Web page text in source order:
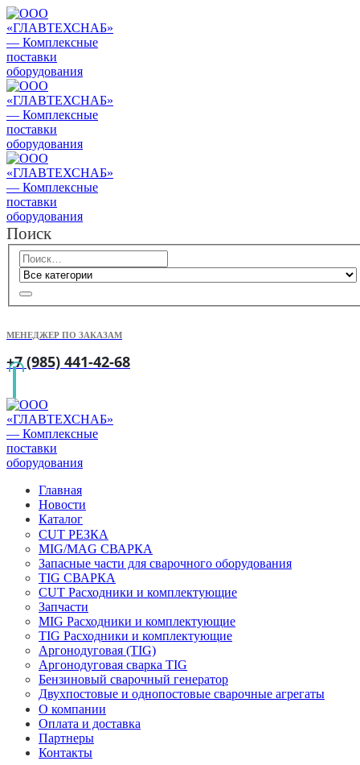
Поиск
МЕНЕДЖЕР ПО ЗАКАЗАМ
+7 (985) 441-42-68
Главная
Новости
Каталог
CUT РЕЗКА
MIG/MAG СВАРКА
Запасные части для сварочного оборудования
TIG СВАРКА
CUT Расходники и комплектующие
Запчасти
MIG Расходники и комплектующие
TIG Расходники и комплектующие
Аргонодуговая (TIG)
Аргонодуговая сварка TIG
Бензиновый сварочный генератор
Двухпостовые и однопостовые сварочные агрегаты
О компании
Оплата и доставка
Партнеры
Контакты